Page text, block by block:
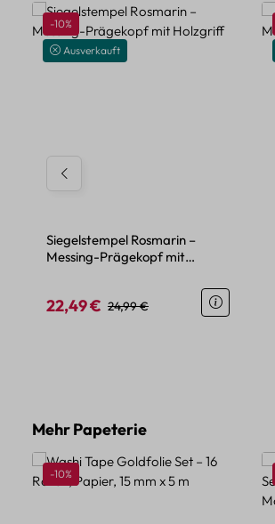
Produktgalerie überspringen
Rabatt
-10%
Ausverkauft
Siegelstempel Rosmarin –
Messing-Prägekopf mit
Verkaufspreis:
22,49 € Regulärer Preis:
24,99 €
Produktgalerie überspringen
Mehr Papeterie
Rabatt
-10%